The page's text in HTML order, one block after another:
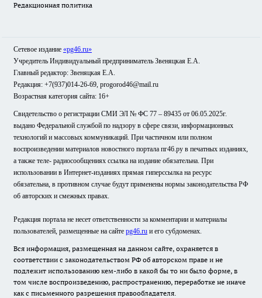
Редакционная политика
Сетевое издание «pg46.ru»
Учредитель Индивидуальный предприниматель Звеняцкая Е.А.
Главный редактор: Звеняцкая Е.А.
Редакция: +7(937)014-26-69, progorod46@mail.ru
Возрастная категория сайта: 16+
Свидетельство о регистрации СМИ ЭЛ № ФС 77 – 89435 от 06.05.2025г.
выдано Федеральной службой по надзору в сфере связи, информационных
технологий и массовых коммуникаций. При частичном или полном
воспроизведении материалов новостного портала пг46.ру в печатных изданиях,
а также теле- радиосообщениях ссылка на издание обязательна. При
использовании в Интернет-изданиях прямая гиперссылка на ресурс
обязательна, в противном случае будут применены нормы законодательства РФ
об авторских и смежных правах.
Редакция портала не несет ответственности за комментарии и материалы
пользователей, размещенные на сайте pg46.ru и его субдоменах.
Вся информация, размещенная на данном сайте, охраняется в
соответствии с законодательством РФ об авторском праве и не
подлежит использованию кем-либо в какой бы то ни было форме, в
том числе воспроизведению, распространению, переработке не иначе
как с письменного разрешения правообладателя.